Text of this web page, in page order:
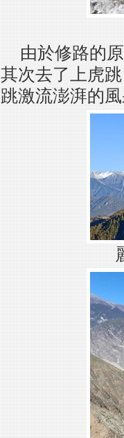
由於修路的
其次去了上虎
跳激流澎湃的